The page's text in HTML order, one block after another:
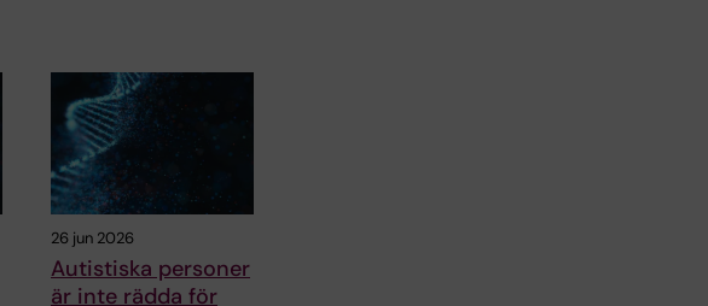
26 jun 2026
Autistiska personer
är inte rädda för